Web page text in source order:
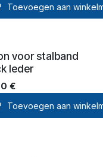
Toevoegen aan
voor stalband
leder
€
Toevoegen aan